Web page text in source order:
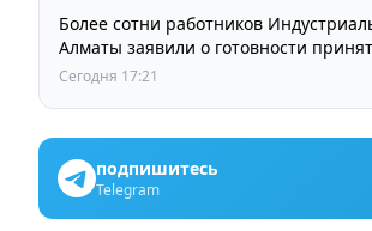
Более сотни работников
Алматы заявили о готовности
выборах членов Курылтая
Сегодня 17:21
подпишитесь
Telegram